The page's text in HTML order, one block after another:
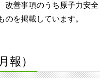
改善事項のうち原子力安全
のを掲載しています。
報）